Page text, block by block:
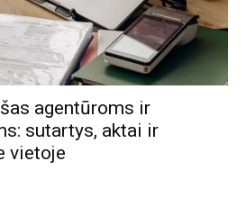
agentūroms ir
sutartys, aktai ir
vietoje